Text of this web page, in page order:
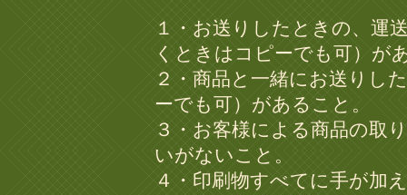
１・お送りしたときの、運
くときはコピーでも可）が
２・商品と一緒にお送りし
ーでも可）があること。
３・お客様による商品の取
いがないこと。
４・印刷物すべてに手が加